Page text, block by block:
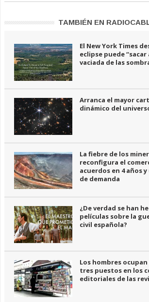
TAMBIÉN EN
El New York Times
eclipse puede “sacar
vaciada de las
Arranca el mayor
dinámico del
La fiebre de los
reconfigura el
acuerdos en 4 años y
de demanda
¿De verdad se han
películas sobre la
civil española?
Los hombres ocupan
tres puestos en los
editoriales de las